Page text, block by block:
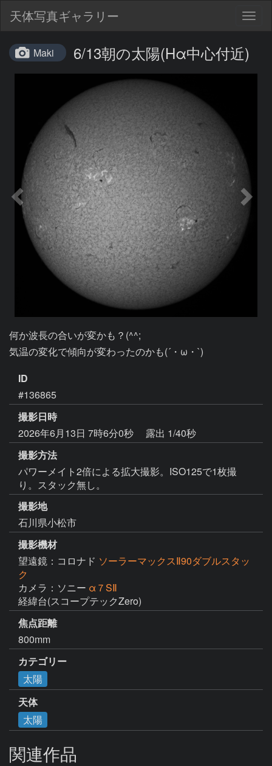
天体写真ギャラリー
Maki 6/13朝の太陽(Hα中心付近)
何か波長の合いが変かも？(^^;
気温の変化で傾向が変わったのかも(´・ω・`)
ID
#136865
撮影日時
2026年6月13日 7時6分0秒
露出 1/40秒
撮影方法
パワーメイト2倍による拡大撮影。ISO125で1枚撮
り。スタック無し。
撮影地
石川県小松市
撮影機材
望遠鏡：コロナド ソーラーマックスⅡ90ダブルスタッ
ク
カメラ：ソニー α７SⅡ
経緯台(スコープテックZero)
焦点距離
800mm
カテゴリー
太陽
天体
太陽
関連作品